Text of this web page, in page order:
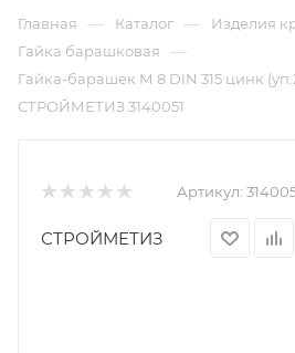
Главная — Каталог — Изделия
Гайка барашковая —
Гайка-барашек М 8 DIN 315 цинк
СТРОЙМЕТИЗ 3140051
Артикул:
СТРОЙМЕТИЗ